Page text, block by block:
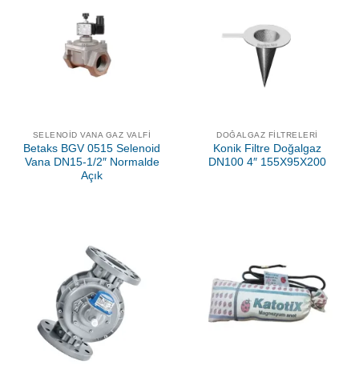
SELENOID VANA GAZ VALFI
Betaks BGV 0515 Selenoid
Vana DN15-1/2″ Normalde
Açık
DOĞALGAZ FILTRELERI
Konik Filtre Doğalgaz
DN100 4″ 155X95X200